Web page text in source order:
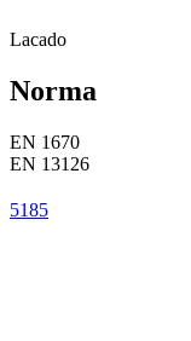
Lacado
Norma
EN 1670
EN 13126
5185